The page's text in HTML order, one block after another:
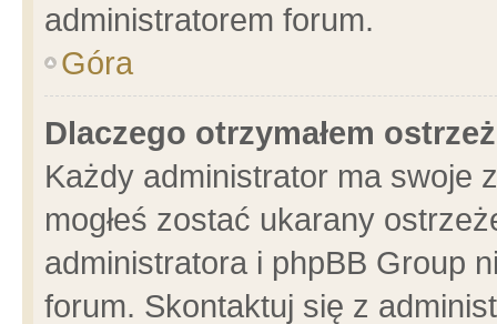
administratorem forum.
Góra
Dlaczego otrzymałem
Każdy administrator ma swoje
mogłeś zostać ukarany
administratora i phpBB Group
forum. Skontaktuj się z